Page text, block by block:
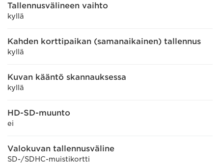
Tallennusvälineen vaihto
kyllä
Kahden korttipaikan (samanaikainen) tallennus
kyllä
Kuvan kääntö skannauksessa
kyllä
HD-SD-muunto
ei
Valokuvan tallennusväline
SD-/SDHC-muistikortti